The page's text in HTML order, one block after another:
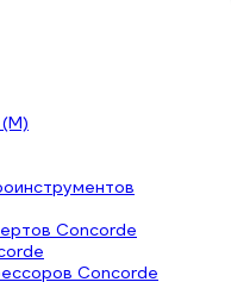
(М)
Concorde
Concorde